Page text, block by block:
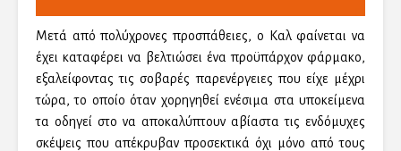
Μετά από πολύχρονες προσπάθειες, ο Καλ φαίνεται να
έχει καταφέρει να βελτιώσει ένα προϋπάρχον φάρμακο,
εξαλείφοντας τις σοβαρές παρενέργειες που είχε μέχρι
τώρα, το οποίο όταν χορηγηθεί ενέσιμα στα υποκείμενα
τα οδηγεί στο να αποκαλύπτουν αβίαστα τις ενδόμυχες
σκέψεις που απέκρυβαν προσεκτικά όχι μόνο από τους